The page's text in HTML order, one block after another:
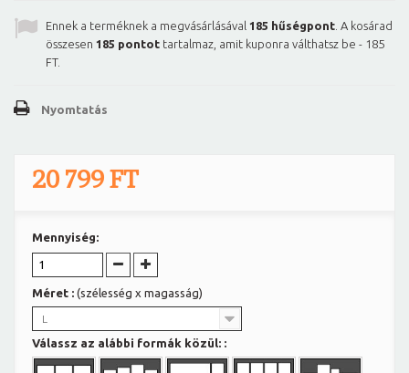
Ennek a terméknek a megvásárlásával 185 hűségpont . A kosárad
összesen 185 pontot tartalmaz, amit kuponra válthatsz be - 185
FT.
Nyomtatás
20 799 FT
Mennyiség:
Méret : (szélesség x magasság)
L
Válassz az alábbi formák közül: :